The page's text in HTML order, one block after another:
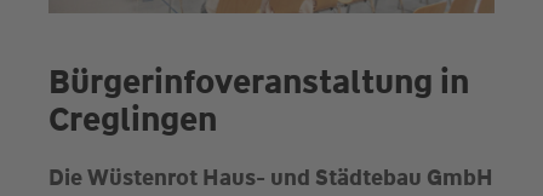
Bürgerinfoveranstaltung in
Creglingen
Die Wüstenrot Haus- und Städtebau GmbH